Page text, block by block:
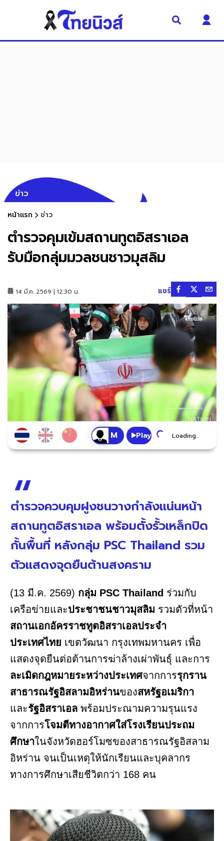
ข่าว
หน้าแรก ข่าว
ตำรวจคุมเข้มสถานทูตอิสราเอล
รับมือกลุ่มมวลชนชาวมุสลิม
14 มี.ค. 2569 | 12:30 น. แชร์
Play Loading...
ตำรวจควบคุมฝูงชนวางกำลังแน่นหน้า
สถานทูตอิสราเอล พร้อมตั้งรั้วเหล็กปิด
กั้นพื้นที่ หลังกลุ่ม PSC Thailand รวม
ตัวแสดงจุดยืนต้านสงคราม
(13 มี.ค. 2569) กลุ่ม PSC Thailand ร่วมกับ
เครือข่ายและประชาชนชาวมุสลิม รวมตัวที่หน้า
สถานเอกอัครราชทูตอิสราเอลประจำ
ประเทศไทย เขตวัฒนา กรุงเทพมหานคร เพื่อ
แสดงจุดยืนต่อต้านการฆ่าล้างเผ่าพันธุ์ และการ
ละเมิดกฎหมายระหว่างประเทศจากการรุกราน
สาธารณรัฐอิสลามอิหร่านของสหรัฐอเมริกา
และรัฐอิสราเอล พร้อมประณามความรุนแรง
จากการโจมตีทางอากาศใส่โรงเรียนประถม
ศึกษาในจังหวัดฮอร์โมซของสาธารณรัฐอิสลาม
อิหร่าน จนเป็นเหตุให้นักเรียนและบุคลากร
ทางการศึกษาเสียชีวิตกว่า 168 คน